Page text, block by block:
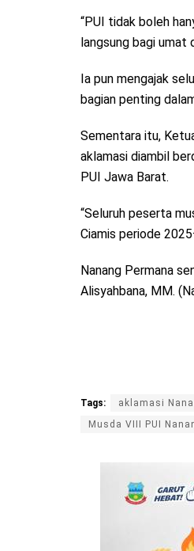
“PUI tidak boleh
langsung bagi umat
Ia pun mengajak
bagian penting
Sementara itu,
aklamasi diambil
PUI Jawa Barat.
“Seluruh peserta
Ciamis periode
Nanang Permana
Alisyahbana, MM.
Tags:
aklamasi
Musda VIII PUI